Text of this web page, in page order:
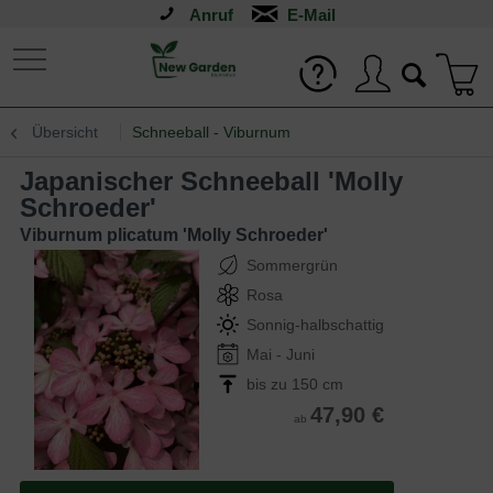
Anruf
Übersicht Schneeball - Viburnum
Japanischer Schneeball 'Molly
Schroeder'
Viburnum plicatum 'Molly Schroeder'
Sommergrün
Rosa
Sonnig-halbschattig
Mai - Juni
bis zu 150 cm
ab 47,90 €